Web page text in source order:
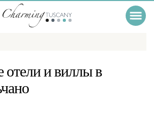
и виллы в